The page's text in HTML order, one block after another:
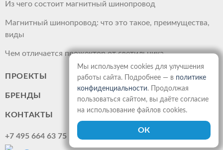
Из чего состоит магнитный шинопровод
Магнитный шинопровод: что это такое, преимущества,
виды
Чем отличается прожектор от светильника
ПРОЕКТЫ
БРЕНДЫ
КОНТАКТЫ
+7 495 664 63 75
Мы используем cookies для улучшения
работы сайта. Подробнее — в политике
конфиденциальности. Продолжая
пользоваться сайтом, вы даёте согласие
на использование файлов cookies.